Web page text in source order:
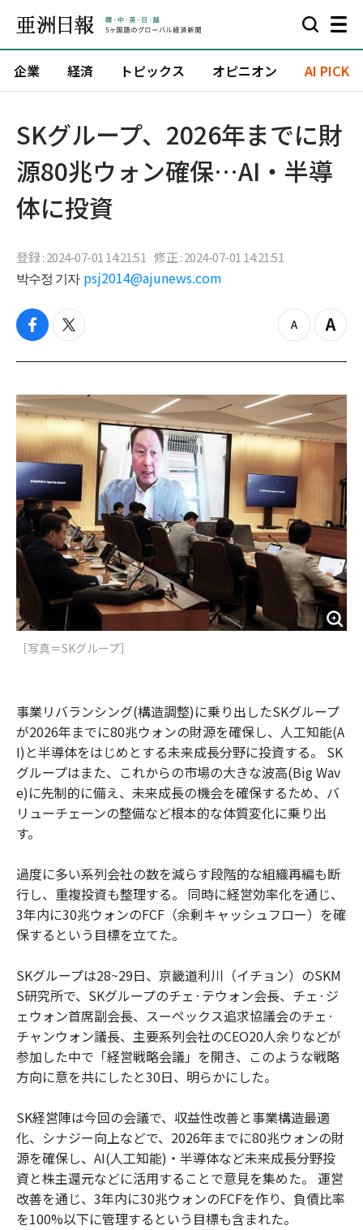
企業 経済 トピックス オピニオン AI PICK
SKグループ、2026年までに財
源80兆ウォン確保…AI・半導
体に投資
登録 : 2024-07-01 14:21:51 修正 : 2024-07-01 14:21:51
박수정 기자 psj2014@ajunews.com
f
c
b
o
o
k
t
i
t
e
r
z
o
o
u
t
Z
o
i
［写真＝SKグループ］
事業リバランシング(構造調整)に乗り出したSKグループ
が2026年までに80兆ウォンの財源を確保し、人工知能(A
I)と半導体をはじめとする未来成長分野に投資する。 SK
グループはまた、これからの市場の大きな波高(Big Wav
e)に先制的に備え、未来成長の機会を確保するため、バ
リューチェーンの整備など根本的な体質変化に乗り出
す。
過度に多い系列会社の数を減らす段階的な組織再編も断
行し、重複投資も整理する。 同時に経営効率化を通じ、
3年内に30兆ウォンのFCF（余剰キャッシュフロー）を確
保するという目標を立てた。
SKグループは28~29日、京畿道利川（イチョン）のSKM
S研究所で、SKグループのチェ·テウォン会長、チェ·ジ
ェウォン首席副会長、スーペックス追求協議会のチェ·
チャンウォン議長、主要系列会社のCEO20人余りなどが
参加した中で「経営戦略会議」を開き、このような戦略
方向に意を共にしたと30日、明らかにした。
SK経営陣は今回の会議で、収益性改善と事業構造最適
化、シナジー向上などで、2026年までに80兆ウォンの財
源を確保し、AI(人工知能)・半導体など未来成長分野投
資と株主還元などに活用することで意見を集めた。 運営
改善を通じ、3年内に30兆ウォンのFCFを作り、負債比率
を100%以下に管理するという目標も含まれた。